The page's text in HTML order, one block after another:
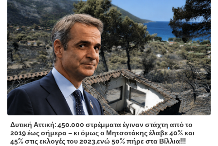
Δυτική Αττική: 450.000 στρέμματα έγιναν στάχτη από το
2019 έως σήμερα – κι όμως ο Μητσοτάκης έλαβε 40% και
45% στις εκλογές του 2023,ενώ 50% πήρε στα Βίλλια!!!